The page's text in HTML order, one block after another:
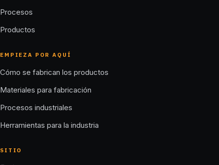
Procesos
Productos
EMPIEZA POR AQUÍ
Cómo se fabrican los productos
Materiales para fabricación
Procesos industriales
Herramientas para la industria
SITIO